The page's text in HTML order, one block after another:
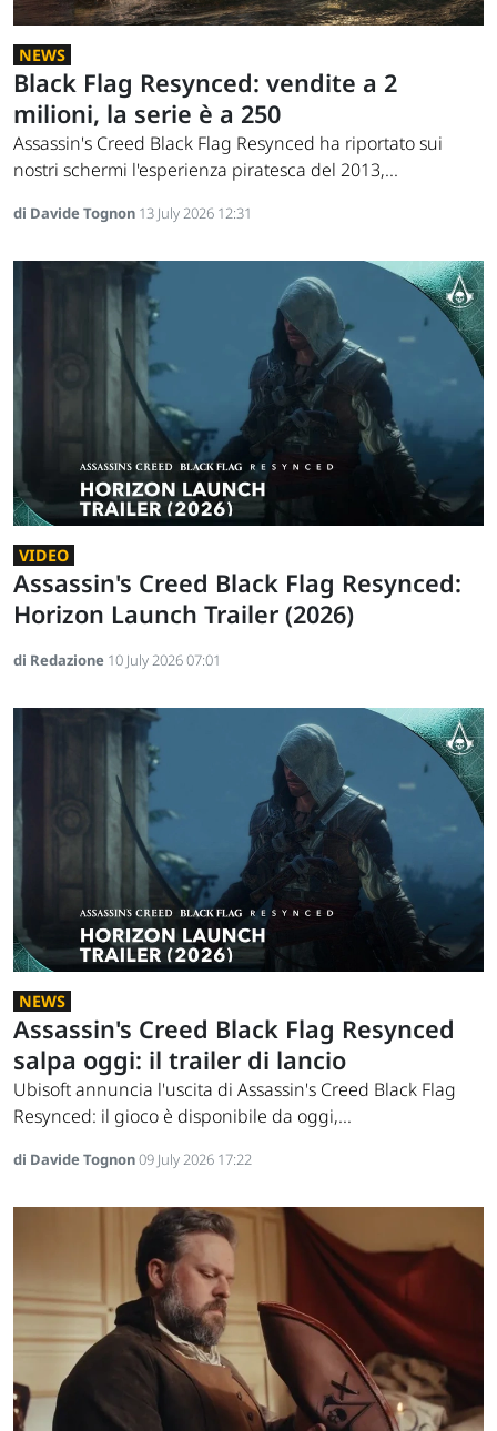
NEWS
Black Flag Resynced: vendite a 2
milioni, la serie è a 250
Assassin's Creed Black Flag Resynced ha riportato sui
nostri schermi l'esperienza piratesca del 2013,...
di Davide Tognon 13 July 2026 12:31
VIDEO
Assassin's Creed Black Flag Resynced:
Horizon Launch Trailer (2026)
di Redazione 10 July 2026 07:01
NEWS
Assassin's Creed Black Flag Resynced
salpa oggi: il trailer di lancio
Ubisoft annuncia l'uscita di Assassin's Creed Black Flag
Resynced: il gioco è disponibile da oggi,...
di Davide Tognon09 July 2026 17:22